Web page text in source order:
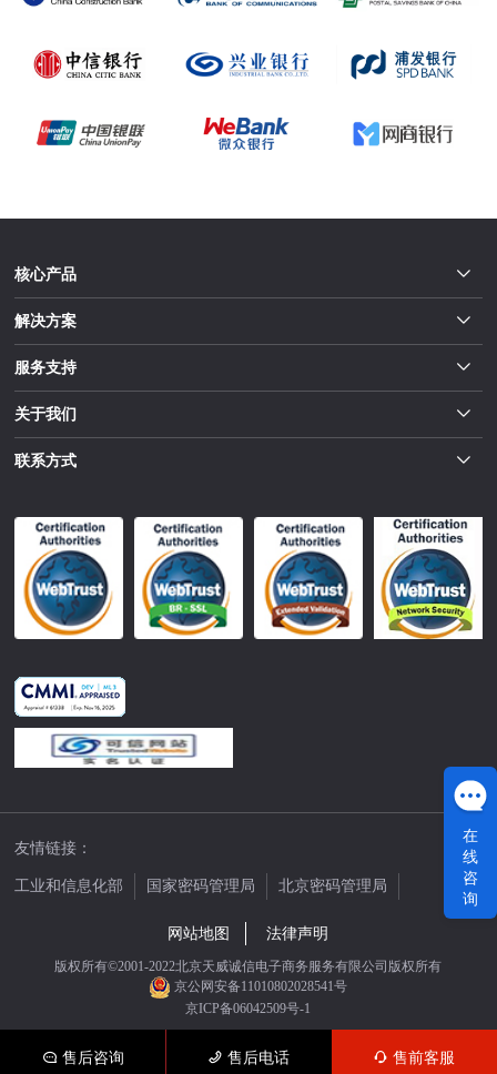
核心产品
解决方案
服务支持
关于我们
联系方式
友情链接：
工业和信息化部 国家密码管理局
北京密码管理局
网站地图
法律声明
版权所有©2001-2022北京天威诚信电子商务服务有限公司版权所有
京公网安备11010802028541号
京ICP备06042509号-1
售后咨询 售后电话 售前客服
在
线
咨
询